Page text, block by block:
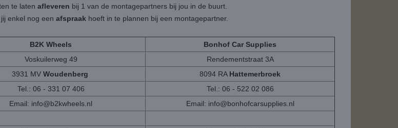
te laten afleveren bij 1 van de montagepartners bij jou in de buurt.
enkel nog een afspraak hoeft in te plannen bij een montagepartner.
B2K Wheels
Bonhof Car Supplies
Voskuilerweg 49
Rendementstraat 3A
3931 MV Woudenberg 8094 RA Hattemerbroek
Tel.: 06 - 331 07 406
Tel.: 06 - 522 02 086
Email: info@b2kwheels.nl Email: info@bonhofcarsupplies.nl